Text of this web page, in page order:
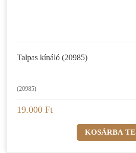
Talpas kínáló (20985)
(20985)
19.000 Ft